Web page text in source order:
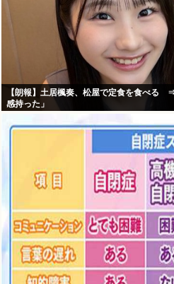
【朗報】土居楓奏、松屋で定食を食べ
感持った」